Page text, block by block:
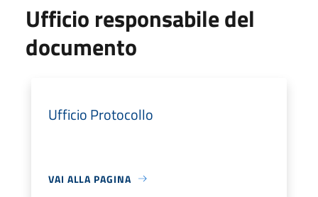
Ufficio responsabile del
documento
Ufficio Protocollo
VAI ALLA PAGINA